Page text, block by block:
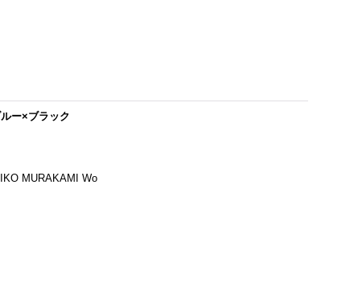
ー×ブラック
MURAKAMI Wo